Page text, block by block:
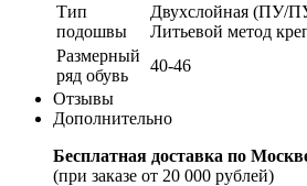
Тип
подошвы
Двухслойная
Литьевой метод
Размерный
ряд обувь
40-46
Отзывы
Дополнительно
Бесплатная доставка по
(при заказе от 20 000 рублей)